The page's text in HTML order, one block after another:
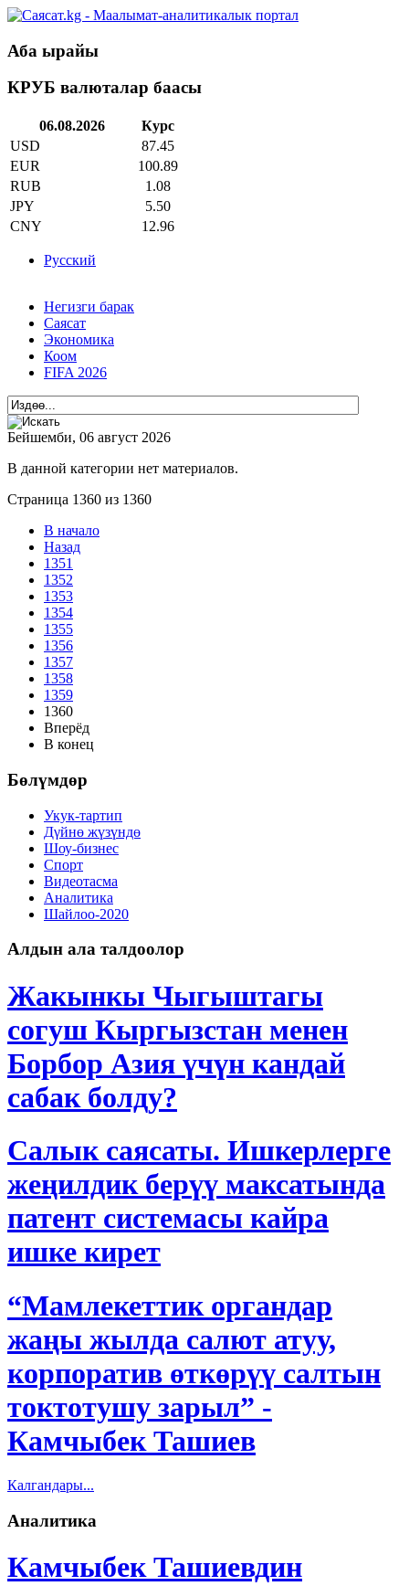
Аба ырайы
КРУБ валюталар баасы
06.08.2026
Курс
USD
87.45
EUR
100.89
RUB
1.08
JPY
5.50
CNY
12.96
Русский
Негизги барак
Саясат
Экономика
Коом
FIFA 2026
Бейшемби, 06 август 2026
В данной категории нет материалов.
Страница 1360 из 1360
В начало
Назад
1351
1352
1353
1354
1355
1356
1357
1358
1359
1360
Вперёд
В конец
Бөлүмдөр
Укук-тартип
Дγйнө жүзүндө
Шоу-бизнес
Спорт
Видеотасма
Аналитика
Шайлоо-2020
Алдын ала талдоолор
Жакынкы Чыгыштагы
согуш Кыргызстан менен
Борбор Азия үчүн кандай
сабак болду?
Салык саясаты. Ишкерлерге
жеңилдик берүү максатында
патент системасы кайра
ишке кирет
“Мамлекеттик органдар
жаңы жылда салют атуу,
корпоратив өткөрүү салтын
токтотушу зарыл” -
Камчыбек Ташиев
Калгандары...
Аналитика
Камчыбек Ташиевдин